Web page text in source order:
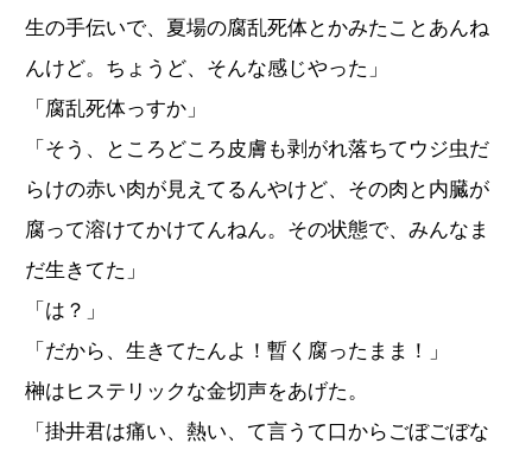
生の手伝いで、夏場の腐乱死体とかみたことあんね
んけど。ちょうど、そんな感じやった」
「腐乱死体っすか」
「そう、ところどころ皮膚も剥がれ落ちてウジ虫だ
らけの赤い肉が見えてるんやけど、その肉と内臓が
腐って溶けてかけてんねん。その状態で、みんなま
だ生きてた」
「は？」
「だから、生きてたんよ！暫く腐ったまま！」
榊はヒステリックな金切声をあげた。
「掛井君は痛い、熱い、て言うて口からごぼごぼな